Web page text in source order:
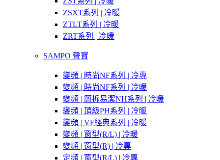
ZSXT系列 | 冷暖
ZTLT系列 | 冷暖
ZRT系列 | 冷暖
SAMPO 聲寶
變頻 | 時尚NF系列 | 冷專
變頻 | 時尚NF系列 | 冷暖
變頻 | 簡拆易潔NH系列 | 冷暖
變頻 | 頂級PH系列 | 冷暖
變頻 | VF經典系列 | 冷暖
變頻 | 窗型(R/L) | 冷暖
變頻 | 窗型(R) | 冷專
定頻 | 窗型(R/L) | 冷專